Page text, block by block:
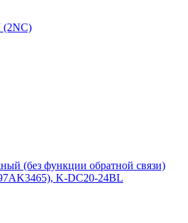
(2NC)
(без функции обратной связи)
K-DC20-24BL